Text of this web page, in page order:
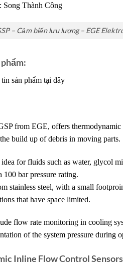
Song Thành Công
– Cảm biến lưu lượng – EGE
sản phẩm tại đây
from EGE, offers
build up of debris in moving parts.
for fluids such as water, glycol
bar pressure rating.
stainless steel, with a small
that have space limited.
flow rate monitoring in cooling
of the system pressure during
Inline Flow Control Sensors